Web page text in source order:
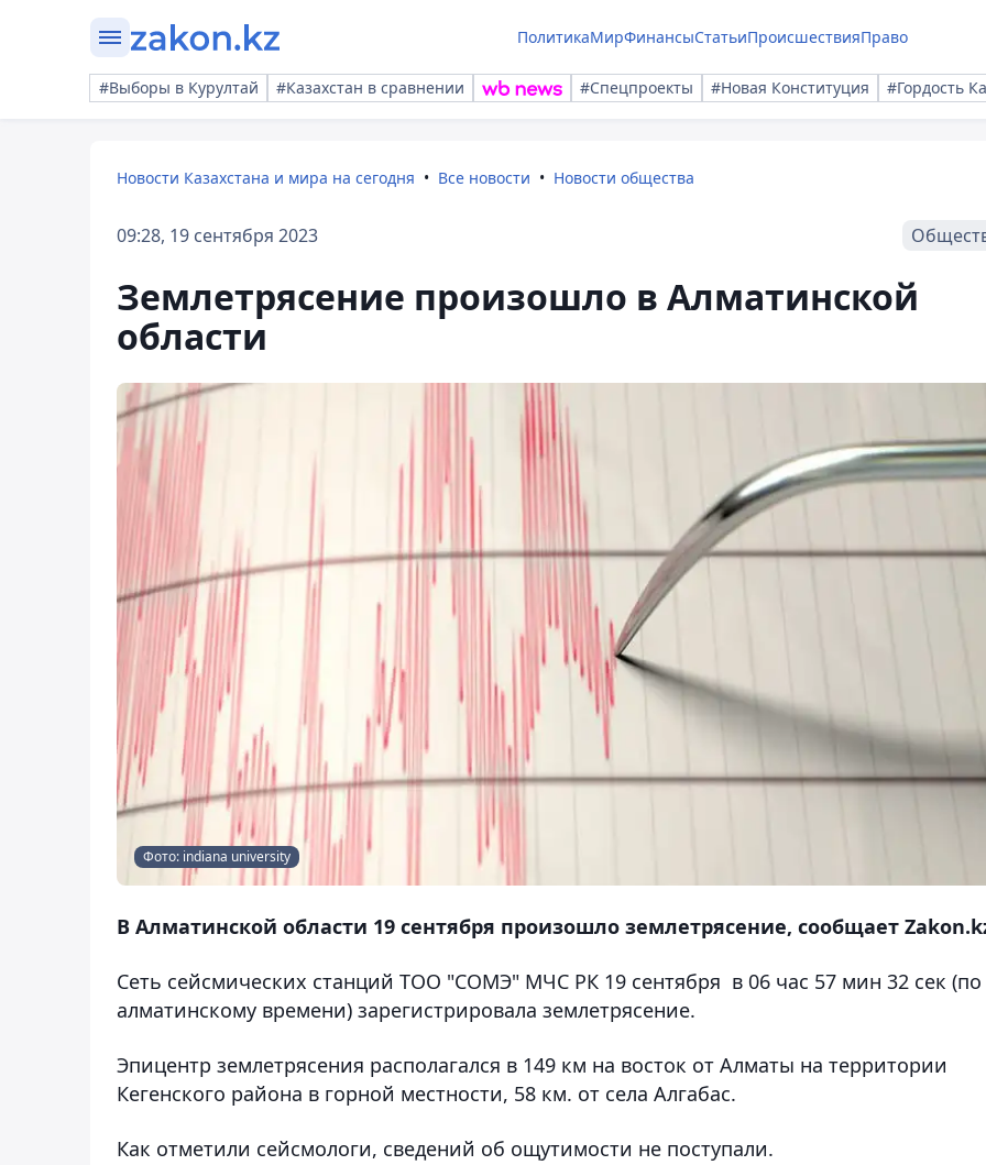
ПолитикаМирФинансыСтатьиПроисшествияПраво
#Выборы в Курултай #Казахстан в сравнении #Спецпроекты #Новая Конституция #Гордость
Новости Казахстана и мира на сегодня Все новости Новости общества
09:28, 19 сентября 2023
Землетрясение произошло в Алматинской
области
Фото: indiana university
В Алматинской области 19 сентября произошло землетрясение, сообщает
Сеть сейсмических станций ТОО "СОМЭ" МЧС РК 19 сентября в 06 час 57 мин 32 сек (по
алматинскому времени) зарегистрировала землетрясение.
Эпицентр землетрясения располагался в 149 км на восток от Алматы на территории
Кегенского района в горной местности, 58 км. от села Алгабас.
Как отметили сейсмологи, сведений об ощутимости не поступали.